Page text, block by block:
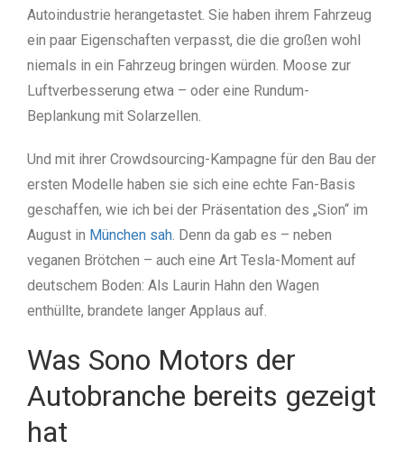
Autoindustrie herangetastet. Sie haben ihrem Fahrzeug
ein paar Eigenschaften verpasst, die die großen wohl
niemals in ein Fahrzeug bringen würden. Moose zur
Luftverbesserung etwa – oder eine Rundum-
Beplankung mit Solarzellen.
Und mit ihrer Crowdsourcing-Kampagne für den Bau der
ersten Modelle haben sie sich eine echte Fan-Basis
geschaffen, wie ich bei der Präsentation des „Sion“ im
August in München sah. Denn da gab es – neben
veganen Brötchen – auch eine Art Tesla-Moment auf
deutschem Boden: Als Laurin Hahn den Wagen
enthüllte, brandete langer Applaus auf.
Was Sono Motors der
Autobranche bereits gezeigt
hat